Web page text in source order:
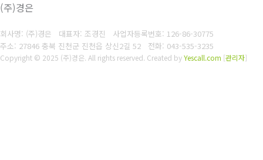
(주)경은
회사명: (주)경은 대표자: 조경진 사업자등록번호: 126-86-30775
주소: 27846 충북 진천군 진천읍 상신2길 52 전화: 043-535-3235
Copyright © 2025 (주)경은. All rights reserved. Created byYescall.com [관리자]